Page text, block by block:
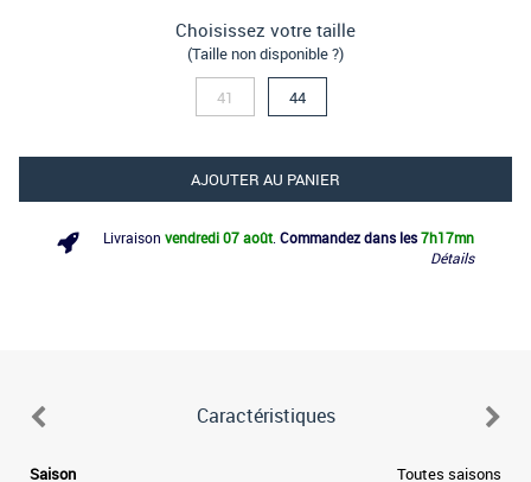
Choisissez votre taille
(Taille non disponible ?)
41 44
AJOUTER AU PANIER
Livraison vendredi 07 août Commandez dans les7h17mn
Détails
Caractéristiques
Saison Toutes saisons